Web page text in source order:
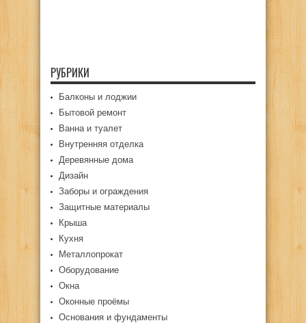
РУБРИКИ
Балконы и лоджии
Бытовой ремонт
Ванна и туалет
Внутренняя отделка
Деревянные дома
Дизайн
Заборы и ограждения
Защитные материалы
Крыша
Кухня
Металлопрокат
Оборудование
Окна
Оконные проёмы
Основания и фундаменты